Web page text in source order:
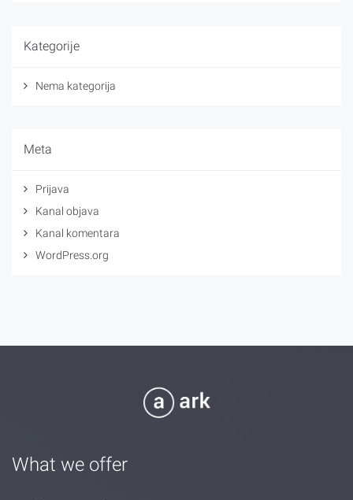
Kategorije
Nema kategorija
Meta
Prijava
Kanal objava
Kanal komentara
WordPress.org
What we offer